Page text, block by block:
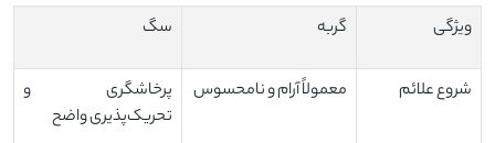
ویژگی گربه سگ
شروع علائم معمولاً آرام و نامحسوس
پرخاشگری و
تحریک‌پذیری واضح